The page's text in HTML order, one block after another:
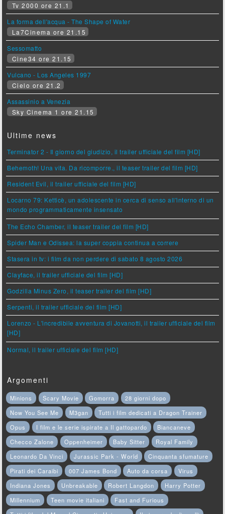
Tv 2000 ore 21.1
La forma dell'acqua - The Shape of Water
La7Cinema ore 21.15
Sessomatto
Cine34 ore 21.15
Vulcano - Los Angeles 1997
Cielo ore 21.2
Assassinio a Venezia
Sky Cinema 1 ore 21.15
Ultime news
Terminator 2 - Il giorno del giudizio, il trailer ufficiale del film [HD]
Behemoth! Una vita. Da ricomporre., il teaser trailer del film [HD]
Resident Evil, il trailer ufficiale del film [HD]
Locarno 79: Ketticè, un adolescente in cerca di senso all'interno di un
mondo programmaticamente insensato
The Echo Chamber, il teaser trailer del film [HD]
Spider Man e Odissea: la super coppia continua a correre
Stasera in tv: i film da non perdere di sabato 8 agosto 2026
Clayface, il trailer ufficiale del film [HD]
Godzilla Minus Zero, il teaser trailer del film [HD]
Serpenti, il trailer ufficiale del film [HD]
Lorenzo - L'incredibile avventura di Jovanotti, il trailer ufficiale del film
[HD]
Normal, il trailer ufficiale del film [HD]
Argomenti
Minions Scary Movie Gomorra
28 giorni dopo
Now You See Me
M3gan
Tutti i film dedicati a Dragon Trainer
Opus
I film e le serie ispirate a Il gattopardo
Biancaneve
Checco Zalone
Oppenheimer Baby Sitter
Royal Family
Leonardo Da Vinci
Jurassic Park - World
Cinquanta sfumature
Pirati dei Caraibi
007 James Bond Auto da corsa
Virus
Indiana Jones
Unbreakable Robert Langdon
Harry Potter
Millennium
Teen movie italiani
Fast and Furious